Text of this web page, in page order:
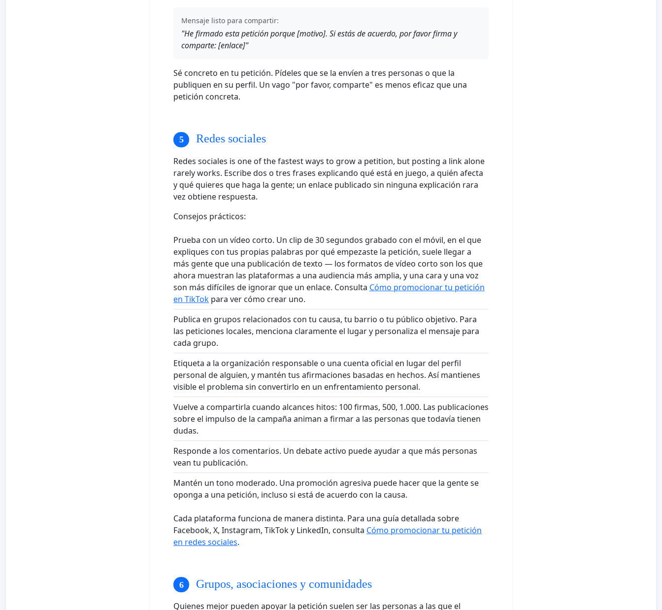
Mensaje listo para compartir:
"He firmado esta petición porque [motivo]. Si estás de acuerdo, por favor firma y
comparte: [enlace]"
Sé concreto en tu petición. Pídeles que se la envíen a tres personas o que la
publiquen en su perfil. Un vago "por favor, comparte" es menos eficaz que una
petición concreta.
Redes sociales
Redes sociales is one of the fastest ways to grow a petition, but posting a link alone
rarely works. Escribe dos o tres frases explicando qué está en juego, a quién afecta
y qué quieres que haga la gente; un enlace publicado sin ninguna explicación rara
vez obtiene respuesta.
Consejos prácticos:
Prueba con un vídeo corto. Un clip de 30 segundos grabado con el móvil, en el que
expliques con tus propias palabras por qué empezaste la petición, suele llegar a
más gente que una publicación de texto — los formatos de vídeo corto son los que
ahora muestran las plataformas a una audiencia más amplia, y una cara y una voz
son más difíciles de ignorar que un enlace. Consulta Cómo promocionar tu petición
en TikTok para ver cómo crear uno.
Publica en grupos relacionados con tu causa, tu barrio o tu público objetivo. Para
las peticiones locales, menciona claramente el lugar y personaliza el mensaje para
cada grupo.
Etiqueta a la organización responsable o una cuenta oficial en lugar del perfil
personal de alguien, y mantén tus afirmaciones basadas en hechos. Así mantienes
visible el problema sin convertirlo en un enfrentamiento personal.
Vuelve a compartirla cuando alcances hitos: 100 firmas, 500, 1.000. Las publicaciones
sobre el impulso de la campaña animan a firmar a las personas que todavía tienen
dudas.
Responde a los comentarios. Un debate activo puede ayudar a que más personas
vean tu publicación.
Mantén un tono moderado. Una promoción agresiva puede hacer que la gente se
oponga a una petición, incluso si está de acuerdo con la causa.
Cada plataforma funciona de manera distinta. Para una guía detallada sobre
Facebook, X, Instagram, TikTok y LinkedIn, consulta Cómo promocionar tu petición
en redes sociales.
Grupos, asociaciones y comunidades
Quienes mejor pueden apoyar la petición suelen ser las personas a las que el